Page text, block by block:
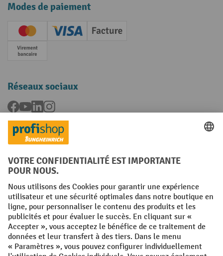
Modes de paiement
Creditcard (Master)Creditcard (Visa)
Facture
Paiement anticipé
Réseaux sociaux
Facebook
YouTubeLinkedInInstagram
Langues
FR NL
Conditions générales Mentions légales
Protection des Données Politique de cookies
All prices excl. VAT plusshipping costsand possible delivery charges,